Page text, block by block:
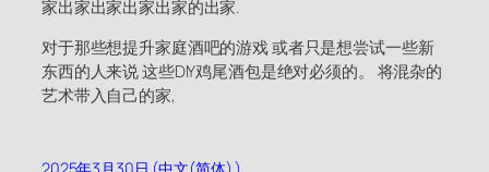
家出家出家出家出家的出家.
对于那些想提升家庭酒吧的游戏 或者只是想尝试一些新
东西的人来说 这些DIY鸡尾酒包是绝对必须的。 将混杂的
艺术带入自己的家,